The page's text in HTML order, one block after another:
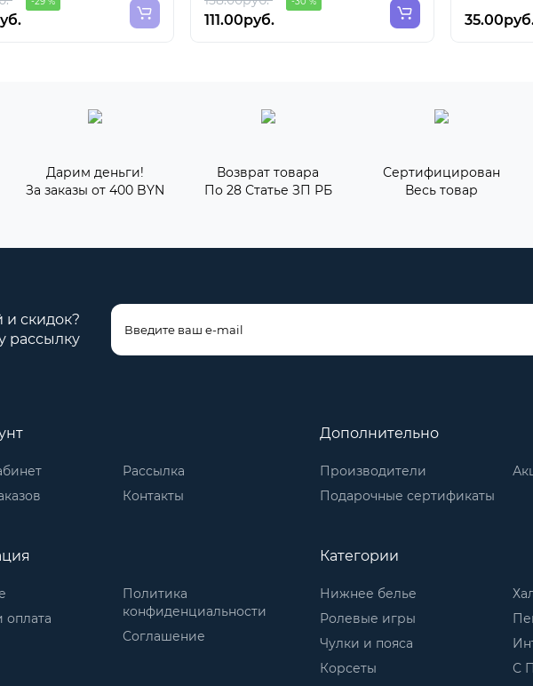
111.00руб.
Дарим деньги!
За заказы от 400 BYN
Возврат товара
По 28 Статье ЗП РБ
Сертифицирован
Весь товар
и скидок?
рассылку
Рассылка
Контакты
Дополнительно
Производители
Подарочные сертификаты
оплата
Политика
конфиденциальности
Соглашение
Категории
Нижнее белье
Ролевые игры
Чулки и пояса
Корсеты
С